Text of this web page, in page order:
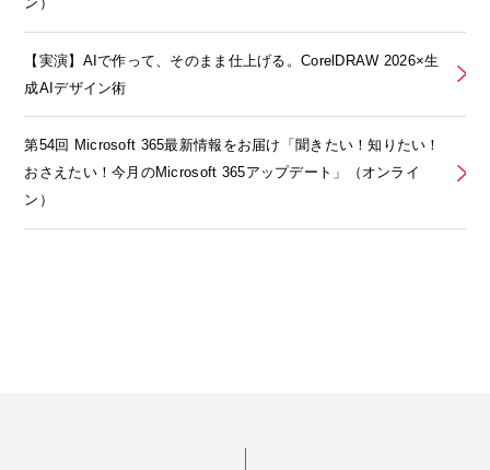
【実演】AIで作って、そのまま仕上げる。CorelDRAW 2026×生
成AIデザイン術
第54回 Microsoft 365最新情報をお届け「聞きたい！知りたい！
おさえたい！今月のMicrosoft 365アップデート」（オンライ
ン）